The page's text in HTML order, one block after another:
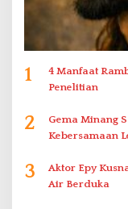
1
4 Manfaat
Penelitian
2
Gema Minang
Kebersamaan
3
Aktor Epy
Air Berduka